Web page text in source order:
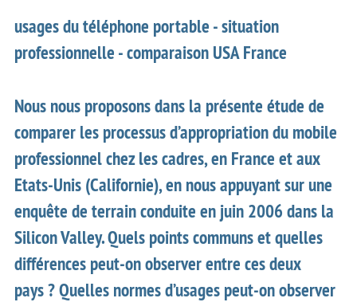
usages du téléphone portable - situation
professionnelle - comparaison USA France
Nous nous proposons dans la présente étude de
comparer les processus d’appropriation du mobile
professionnel chez les cadres, en France et aux
Etats-Unis (Californie), en nous appuyant sur une
enquête de terrain conduite en juin 2006 dans la
Silicon Valley. Quels points communs et quelles
différences peut-on observer entre ces deux
pays ? Quelles normes d’usages peut-on observer